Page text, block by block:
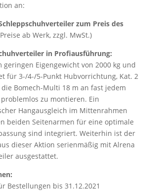
an:
zum Preis des
ab Werk, zzgl. MwSt.)
in Profiausführung:
geringen Eigengewicht von 2000 kg und
für 3-/4-/5-Punkt Hubvorrichtung, Kat. 2
Bomech-Multi 18 m an fast jedem
zu montieren. Ein
Hangausgleich im Mittenrahmen
beiden Seitenarmen für eine optimale
sind integriert. Weiterhin ist der
dieser Aktion serienmäßig mit Alrena
ausgestattet.
Bestellungen bis 31.12.2021